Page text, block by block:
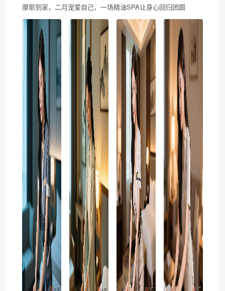
摩耶到家，二月宠爱自己，一场精油SPA让身心回归团圆